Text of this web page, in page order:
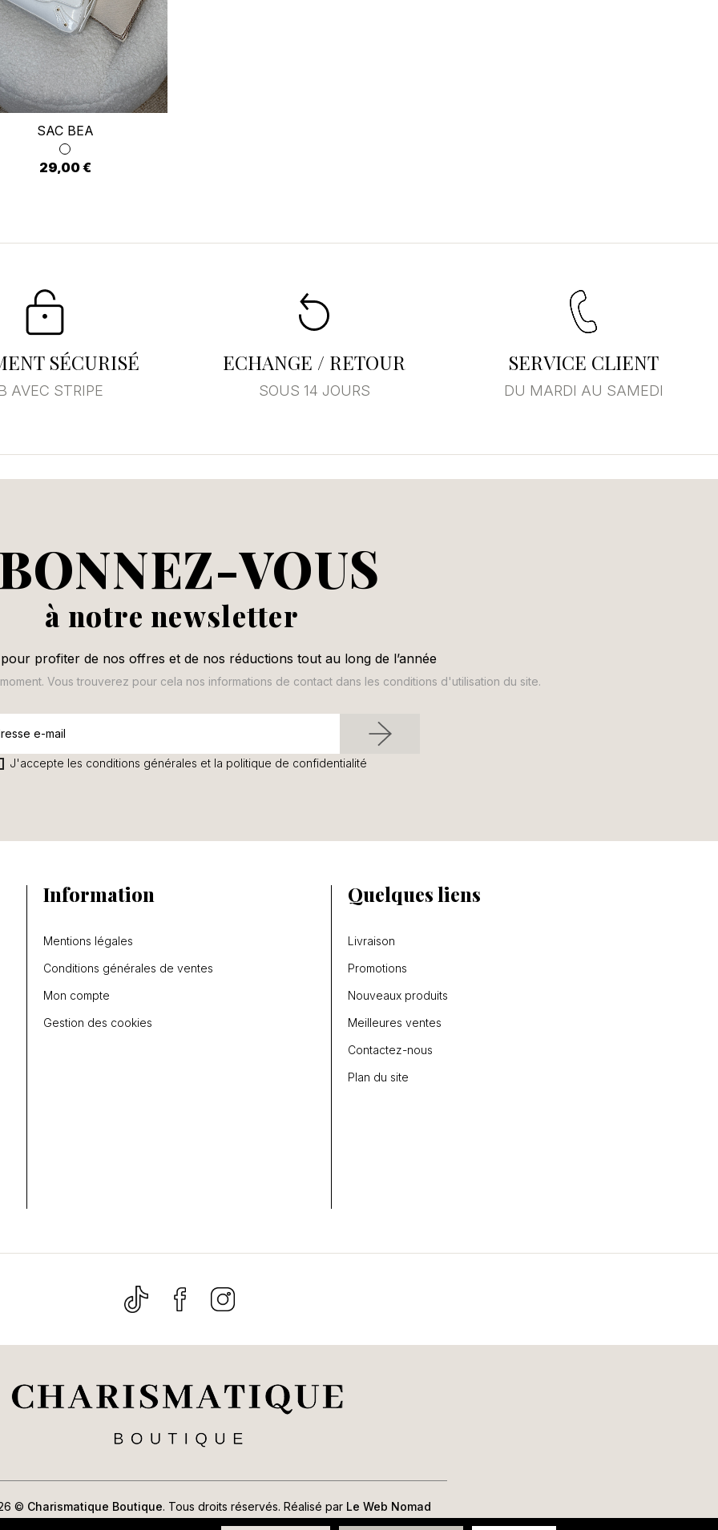
SAC BEA
29,00 €
SÉCURISÉ
AVEC STRIPE
ECHANGE / RETOUR
SOUS 14 JOURS
SERVICE CLIENT
DU MARDI AU SAMEDI
VOUS
à notre newsletter
profiter de nos offres et de nos réductions tout au long de l’année
Vous trouverez pour cela nos informations de contact dans les conditions d'utilisation du site.
J'accepte les conditions générales et la politique de confidentialité
Information
Mentions légales
Conditions générales de ventes
Mon compte
Gestion des cookies
Quelques liens
Livraison
Promotions
Nouveaux produits
Meilleures ventes
Contactez-nous
Plan du site
© Charismatique Boutique. Tous droits réservés. Réalisé par Le Web Nomad
devez être connecté pour enregistrer des produits dans votre liste
Annuler